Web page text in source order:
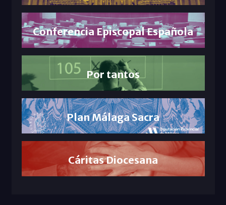
Conferencia Episcopal Española
Por tantos
Plan Málaga Sacra
Cáritas Diocesana